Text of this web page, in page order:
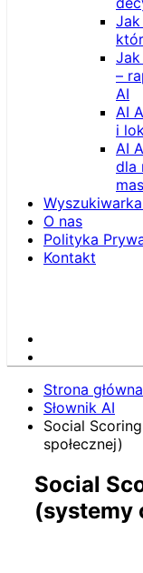
Jak
–
AI
AI
i
AI
dla
O nas
Polityka
Kontakt
Strona główna
Słownik AI
Social
społecznej)
Social
(systemy